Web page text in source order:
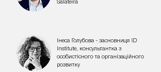
Salateira
Інеса Голубова - засновниця ID
Institute, консультантка з
особистісного та організаційного
розвитку